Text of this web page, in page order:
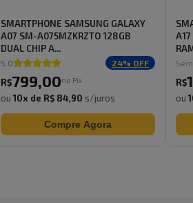
SMARTPHONE SAMSUNG GALAXY
A07 SM-A075MZKRZTO 128GB
DUAL CHIP A...
5.0 24% OFF
R$799,00no Pix
ou 10x de R$ 84,90 s/juros
Compre Agora
R$
ou